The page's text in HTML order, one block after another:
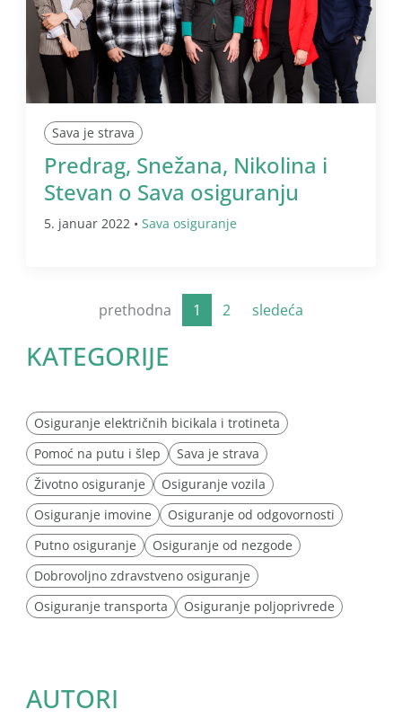
Sava je strava
Predrag, Snežana, Nikolina i
Stevan o Sava osiguranju
5. januar 2022 • Sava osiguranje
prethodna 1 2 sledeća
KATEGORIJE
Osiguranje električnih bicikala i trotineta
Pomoć na putu i šlep
Sava je strava
Životno osiguranje
Osiguranje vozila
Osiguranje imovine
Osiguranje od odgovornosti
Putno osiguranje
Osiguranje od nezgode
Dobrovoljno zdravstveno osiguranje
Osiguranje transporta
Osiguranje poljoprivrede
AUTORI